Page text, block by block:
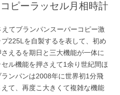
ス
プ
ピーラッセル月相時計
てブランパンスーパーコピー激
225Lを自製するを表して、初め
えるを期日と三大機能が一体に
ル機能を押さえて1余り世紀間ほ
ンパンは2008年に世界初1分飛
て、再度こ大きくて複雑な機能